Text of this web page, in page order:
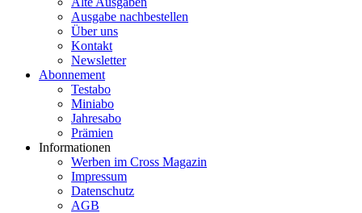
Ausgabe nachbestellen
Über uns
Kontakt
Newsletter
Abonnement
Testabo
Miniabo
Jahresabo
Prämien
Informationen
Werben im Cross Magazin
Impressum
Datenschutz
AGB